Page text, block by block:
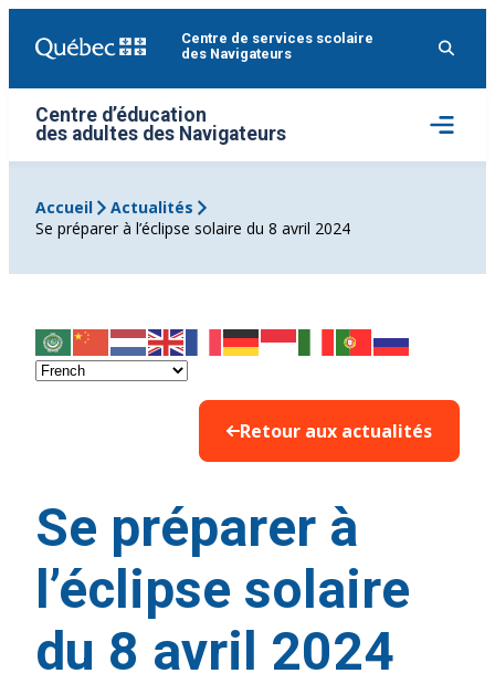
Centre de services scolaire
des Navigateurs
Centre d’éducation
des adultes des Navigateurs
Ouvrir
le
menu
Accueil
Actualités
Se préparer à l’éclipse solaire du 8 avril 2024
Retour aux actualités
Se préparer à
l’éclipse solaire
du 8 avril 2024